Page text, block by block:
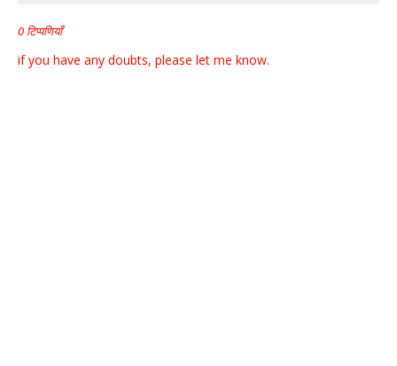
0 टिप्पणियाँ
if you have any doubts, please let me know.